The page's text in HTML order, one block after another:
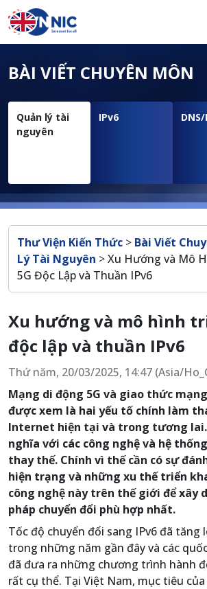
Nhảy đến nội dung
Menuheader của
BÀI VIẾT CHUYÊN MÔN
Quản lý tài
nguyên
IPv6 DNS/
Breadcrumb
Thư Viện Kiến Thức > Bài Viết
Lý Tài Nguyên >Xu Hướng và Mô
5G Độc Lập và Thuần IPv6
Xu hướng và mô hình
độc lập và thuần IPv6
Thứ năm, 20/03/2025, 14:47 (Asia/
Mạng di động 5G và giao thức
được xem là hai yếu tố chính làm
Internet hiện tại và trong tương
nghĩa với các công nghệ và hệ
thay thế. Chính vì thế cần có sự
hiện trạng và những xu thế triển
công nghệ này trên thế giới để xây
pháp chuyển đổi phù hợp nhất.
Tốc độ chuyển đổi sang IPv6 đã tăng
trong những năm gần đây và các
đã đưa ra những chương trình hành
rất cụ thể. Tại Việt Nam, mục tiêu